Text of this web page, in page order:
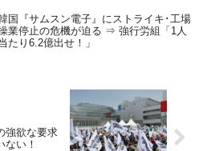
国『サムスン電子』にストライキ･工場
業停止の危機が迫る ⇒ 強行労組「1人
たり6.2億出せ！」
強欲な要求
ない！